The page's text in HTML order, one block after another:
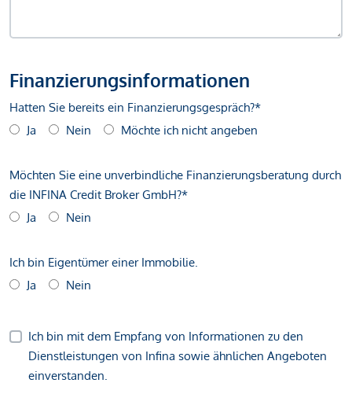
Finanzierungsinformationen
Hatten Sie bereits ein Finanzierungsgespräch?*
Ja
Nein Möchte ich nicht angeben
Möchten Sie eine unverbindliche Finanzierungsberatung durch
die INFINA Credit Broker GmbH?*
Ja
Nein
Ich bin Eigentümer einer Immobilie.
Ja
Nein
Ich bin mit dem Empfang von Informationen zu den
Dienstleistungen von Infina sowie ähnlichen Angeboten
einverstanden.